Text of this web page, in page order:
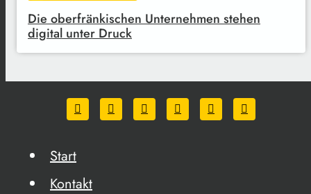
Die oberfränkischen Unternehmen stehen
digital unter Druck
Start
Kontakt